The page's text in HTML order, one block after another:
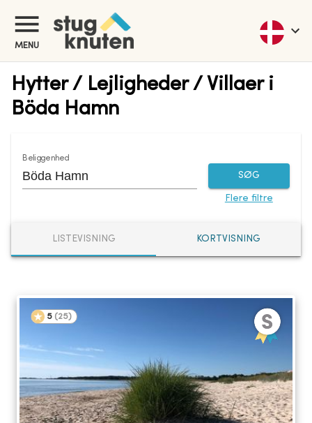
MENU
Hytter / Lejligheder / Villaer i
Böda Hamn
Beliggenhed
SØG
Flere filtre
LISTEVISNING KORTVISNING
5 (25)